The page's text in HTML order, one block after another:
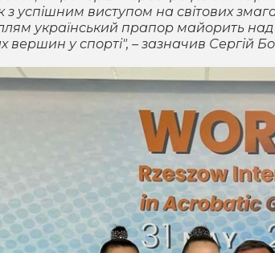
з успішним виступом на світових
український прапор майорить
у спорті", – зазначив Сергій